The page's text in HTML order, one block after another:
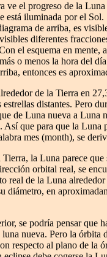
ve el progreso de la
está iluminada por el
de arriba, es
diferentes
el esquema en
o menos la hora del
entonces es
de la Tierra en
distantes. Pero
de Luna nueva a Luna
que para que la Luna
mes (month), se
la Luna parece que
orbital real, se
real de la Luna
diámetro, en
se podría pensar que
nueva. Pero la órbita
respecto al plano de la